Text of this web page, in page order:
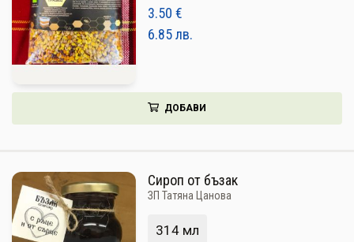
3.50 €
6.85 лв.
ДОБАВИ
Сироп от бъзак
ЗП Татяна Цанова
314 мл